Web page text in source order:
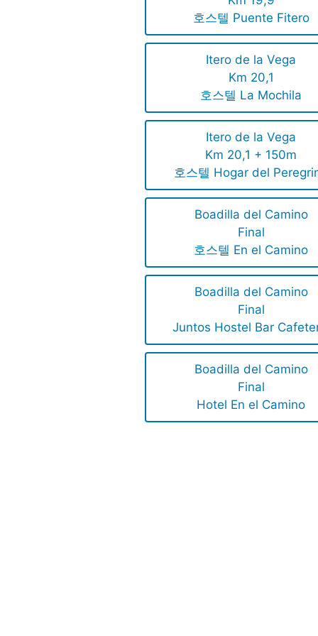
호스텔 Puente Fitero
Itero de la Vega
Km 20,1
호스텔 La Mochila
Itero de la Vega
Km 20,1 + 150m
호스텔 Hogar del
Boadilla del Camino
Final
호스텔 En el Camino
Boadilla del Camino
Final
Juntos Hostel Bar
Boadilla del Camino
Final
Hotel En el Camino